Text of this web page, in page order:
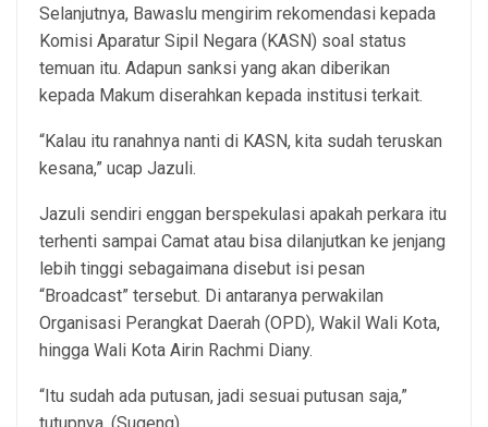
Selanjutnya, Bawaslu mengirim rekomendasi kepada
Komisi Aparatur Sipil Negara (KASN) soal status
temuan itu. Adapun sanksi yang akan diberikan
kepada Makum diserahkan kepada institusi terkait.
“Kalau itu ranahnya nanti di KASN, kita sudah teruskan
kesana,” ucap Jazuli.
Jazuli sendiri enggan berspekulasi apakah perkara itu
terhenti sampai Camat atau bisa dilanjutkan ke jenjang
lebih tinggi sebagaimana disebut isi pesan
“Broadcast” tersebut. Di antaranya perwakilan
Organisasi Perangkat Daerah (OPD), Wakil Wali Kota,
hingga Wali Kota Airin Rachmi Diany.
“Itu sudah ada putusan, jadi sesuai putusan saja,”